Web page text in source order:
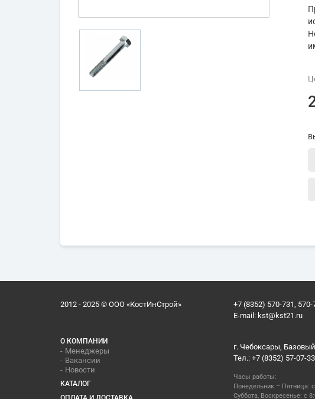
2012 - 2025 © ООО «КостИнСтрой»
+7 (8352) 570-731, 570-
E-mail: kst@kst21.ru
О КОМПАНИИ
Менеджеры
Вакансии
Новости
КАТАЛОГ
г. Чебоксары,
Тел.: +7 (8352) 57-07-
Часы работы:
Понедельник – Пятница:
Суббота, Воскресенье: с